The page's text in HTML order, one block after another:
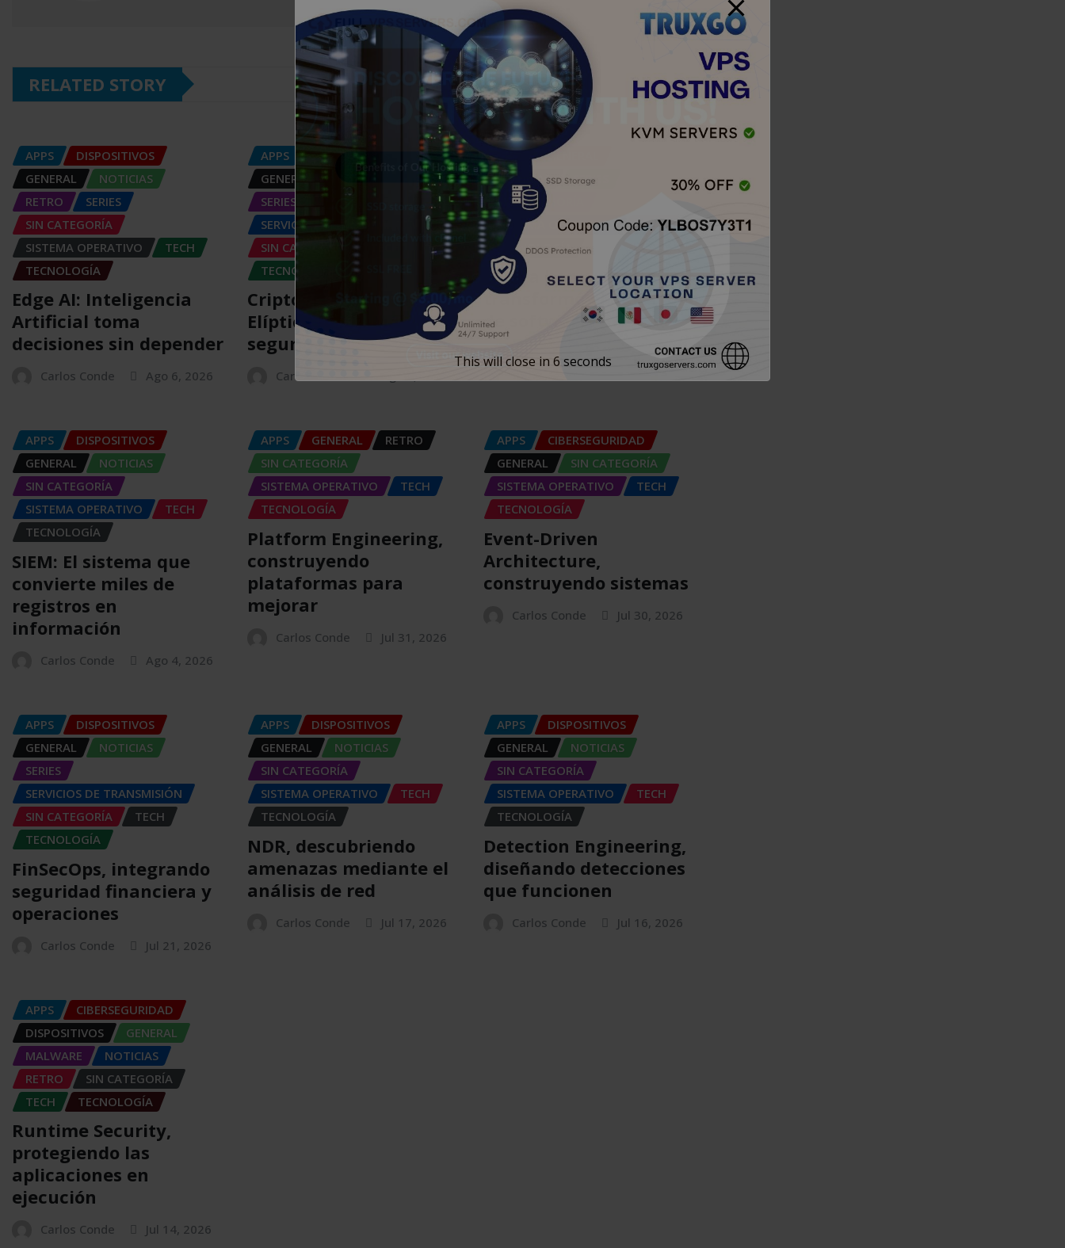
RELATED STORY
APPS
DISPOSITIVOS
GENERAL
NOTICIAS
RETRO
SERIES
SIN CATEGORÍA
SISTEMA OPERATIVO
TECH
TECNOLOGÍA
Edge AI: Inteligencia
Artificial toma
decisiones sin depender
Carlos Conde Ago 6, 2026
APPS
DISPOSITIVOS
GENERAL
NOTICIAS
SERIES
SERVICIOS DE TRANSMISIÓN
SIN CATEGORÍA
TECNOLOGÍA
Criptografía de Curva
Elíptica (ECC): Más
seguridad
Carlos Conde
APPS
GENERAL
NOTICIAS
SERIES
SIN CATEGORÍA
SISTEMA OPERATIVO
TECH
TECNOLOGÍA
Git: La herramienta que
transformó el desarrollo
de software
Carlos Conde Ago 5, 2026
APPS
DISPOSITIVOS
GENERAL
NOTICIAS
SIN CATEGORÍA
SISTEMA OPERATIVO
TECH
TECNOLOGÍA
SIEM: El sistema que
convierte miles de
registros en
información
Carlos Conde Ago 4, 2026
APPS GENERAL
RETRO
SIN CATEGORÍA
SISTEMA OPERATIVO
TECH
TECNOLOGÍA
Platform Engineering,
construyendo
plataformas para
mejorar
Carlos Conde Jul 31, 2026
APPS
CIBERSEGURIDAD
GENERAL
SIN CATEGORÍA
SISTEMA OPERATIVO
TECH
TECNOLOGÍA
Event-Driven
Architecture,
construyendo sistemas
Carlos Conde Jul 30, 2026
APPS
DISPOSITIVOS
GENERAL
NOTICIAS
SERIES
SERVICIOS DE TRANSMISIÓN
SIN CATEGORÍA
TECH
TECNOLOGÍA
FinSecOps, integrando
seguridad financiera y
operaciones
Carlos Conde Jul 21, 2026
APPS
DISPOSITIVOS
GENERAL
NOTICIAS
SIN CATEGORÍA
SISTEMA OPERATIVO
TECH
TECNOLOGÍA
NDR, descubriendo
amenazas mediante el
análisis de red
Carlos Conde Jul 17, 2026
APPS
DISPOSITIVOS
GENERAL
NOTICIAS
SIN CATEGORÍA
SISTEMA OPERATIVO
TECH
TECNOLOGÍA
Detection Engineering,
diseñando detecciones
que funcionen
Carlos Conde Jul 16, 2026
APPS
CIBERSEGURIDAD
DISPOSITIVOS
GENERAL
MALWARE
NOTICIAS
RETRO
SIN CATEGORÍA
TECH
TECNOLOGÍA
Runtime Security,
protegiendo las
aplicaciones en
ejecución
Carlos Conde Jul 14, 2026
This will close in 5 seconds